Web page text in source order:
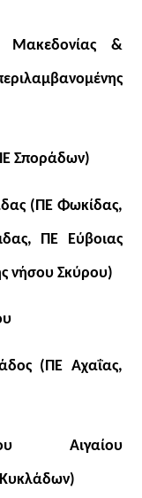
Μακεδονίας &
Σποράδων)
(ΠΕ Φωκίδας,
ΠΕ Εύβοιας
νήσου Σκύρου)
(ΠΕ Αχαΐας,
Αιγαίου
Κυκλάδων)